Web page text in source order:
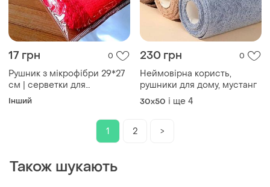
17 грн 0
Рушник з мікрофібри 29*27
см | серветки для
прибирання |
Інший
230 грн 0
Неймовірна користь,
рушники для дому, мустанг
30x50 і ще 4
1 2 >
Також шукають